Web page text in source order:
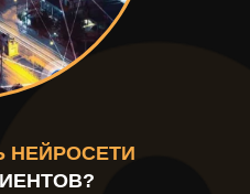
НЕЙРОСЕТИ